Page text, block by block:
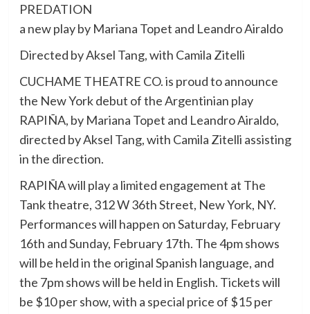
PREDATION
a new play by Mariana Topet and Leandro Airaldo
Directed by Aksel Tang, with Camila Zitelli
CUCHAME THEATRE CO. is proud to announce
the New York debut of the Argentinian play
RAPIÑA, by Mariana Topet and Leandro Airaldo,
directed by Aksel Tang, with Camila Zitelli assisting
in the direction.
RAPIÑA will play a limited engagement at The
Tank theatre, 312 W 36th Street, New York, NY.
Performances will happen on Saturday, February
16th and Sunday, February 17th. The 4pm shows
will be held in the original Spanish language, and
the 7pm shows will be held in English. Tickets will
be $10 per show, with a special price of $15 per